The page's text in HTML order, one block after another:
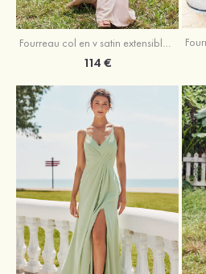
Fourreau col en v satin extensible ras du sol robe de demoiselle d'honneur
114 €